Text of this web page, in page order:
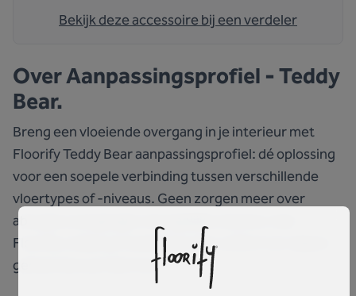
Bekijk deze accessoire bij een verdeler
OverAanpassingsprofiel - Teddy
Bear.
Breng een vloeiende overgang in je interieur met
Floorify Teddy Bear aanpassingsprofiel: dé oplossing
voor een soepele verbinding tussen verschillende
vloertypes of -niveaus. Geen zorgen meer over
abrupte overgangen of ongelijke vloeren; met
Floorify creëer je moeiteloos een uniform en stijlvol
geheel door je hele huis.